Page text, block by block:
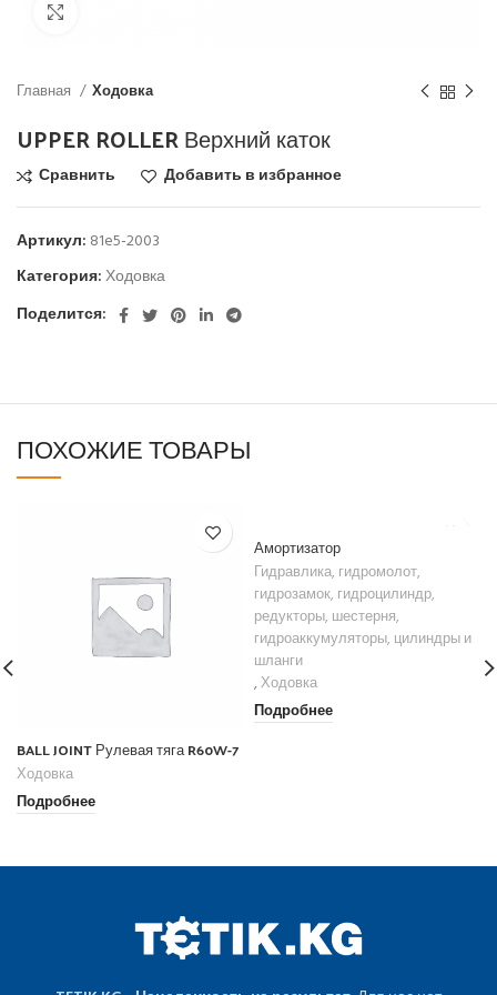
Главная Ходовка
UPPER ROLLER Верхний каток
Сравнить Добавить в избранное
Артикул: 81e5-2003
Категория:Ходовка
Поделится:
ПОХОЖИЕ ТОВАРЫ
BALL JOINT Рулевая тяга R60W-7
Ходовка
Подробнее
Амортизатор
Гидравлика, гидромолот,
гидрозамок, гидроцилиндр,
редукторы, шестерня,
гидроаккумуляторы, цилиндры и
шланги
, Ходовка
Подробнее